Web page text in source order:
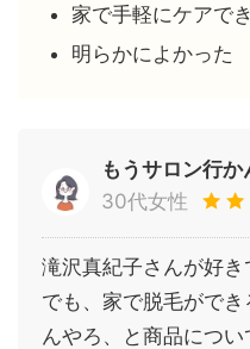
家で手軽にケアで
明らかによかった
もうサロン行
30代女性
滝沢真紀子さんが好き
でも、家で脱毛がで
んやろ、と商品につい